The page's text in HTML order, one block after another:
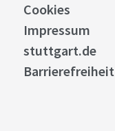
Cookies
Impressum
stuttgart.de
Barrierefreiheit